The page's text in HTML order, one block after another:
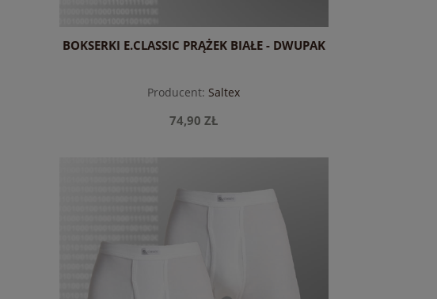
BOKSERKI E.CLASSIC PRĄŻEK BIAŁE - DWUPAK
Producent: Saltex
74,90 ZŁ